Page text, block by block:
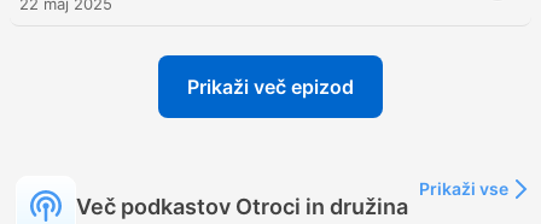
Prikaži več epizod
Več podkastov Otroci in družina
Prikaži vse